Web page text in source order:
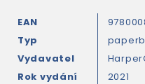
EAN
Typ
Vydavatel
Rok vydání
2021